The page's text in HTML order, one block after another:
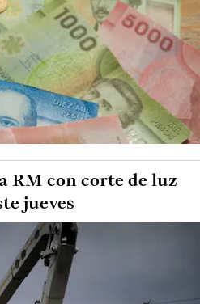
RM con corte de luz
jueves